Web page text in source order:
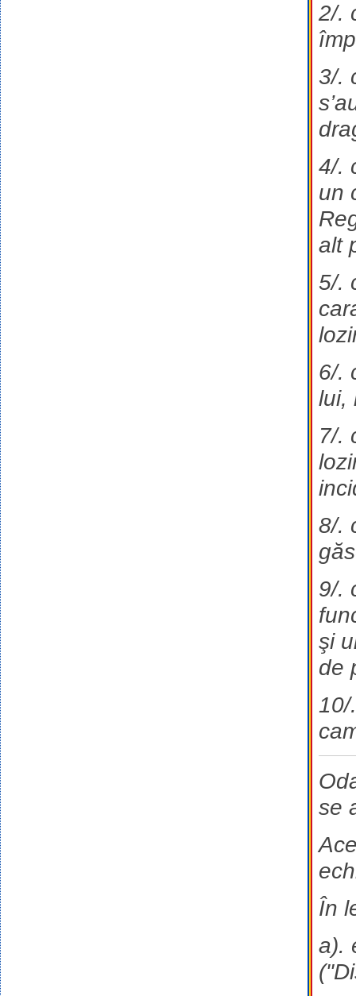
2/.
3/.
4/.
un
alt
5/.
6/.
lui,
7/.
8/.
9/.
şi
de
10/
se
În
a).